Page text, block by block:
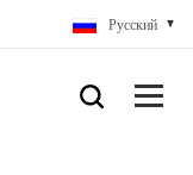
Русский